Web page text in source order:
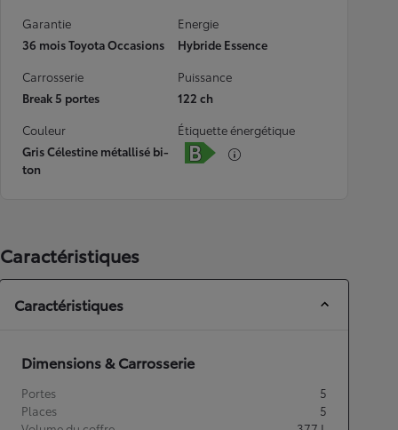
Garantie
36 mois Toyota Occasions
Energie
Hybride Essence
Carrosserie
Break 5 portes
Puissance
122 ch
Couleur
Gris Célestine métallisé bi-
ton
Étiquette énergétique
Caractéristiques
Caractéristiques
Dimensions & Carrosserie
Portes
5
Places
5